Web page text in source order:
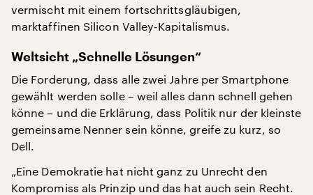
vermischt mit einem fortschrittsgläubigen,
marktaffinen Silicon Valley-Kapitalismus.
Weltsicht „Schnelle Lösungen“
Die Forderung, dass alle zwei Jahre per Smartphone
gewählt werden solle – weil alles dann schnell gehen
könne – und die Erklärung, dass Politik nur der kleinste
gemeinsame Nenner sein könne, greife zu kurz, so
Dell.
„Eine Demokratie hat nicht ganz zu Unrecht den
Kompromiss als Prinzip und das hat auch sein Recht.